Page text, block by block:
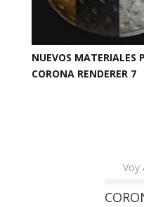
NUEVOS MATERIALES
CORONA RENDERER 7
Voy